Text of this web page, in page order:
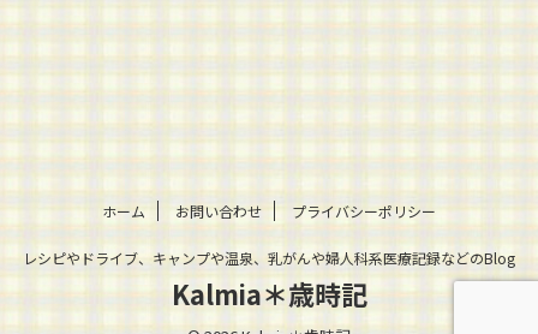
ホーム お問い合わせ プライバシーポリシー
レシピやドライブ、キャンプや温泉、乳がんや婦人科系医療記録などのBlog
Kalmia＊歳時記